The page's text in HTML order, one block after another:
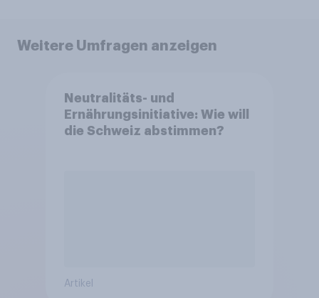
Weitere Umfragen anzeigen
Neutralitäts- und
Ernährungsinitiative: Wie will
die Schweiz abstimmen?
Artikel